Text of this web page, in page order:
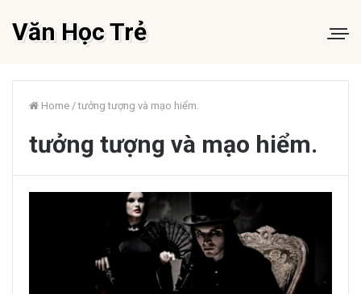
Văn Học Trẻ
Home / tưởng tượng và mạo hiểm.
tưởng tượng và mạo hiểm.